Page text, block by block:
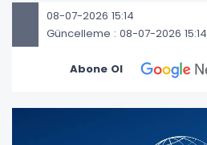
08-07-2026 15:14
Güncelleme : 08-07-2026 15:14
Abone Ol